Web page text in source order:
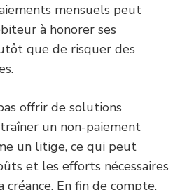
mensuels peut
à honorer ses
que de risquer des
offrir de solutions
un non-paiement
un litige, ce qui peut
et les efforts nécessaires
En fin de compte,